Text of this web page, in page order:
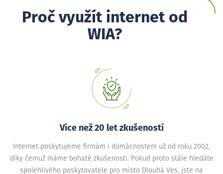
Proč využít internet od
WIA?
Více než 20 let zkušeností
Internet poskytujeme firmám i domácnostem už od roku 2002,
díky čemuž máme bohaté zkušenosti. Pokud proto stále hledáte
spolehlivého poskytovatele pro místo Dlouhá Ves, jste na